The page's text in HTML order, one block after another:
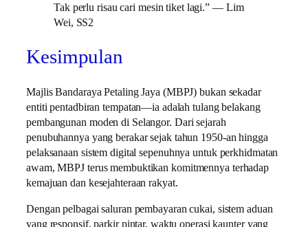
Tak perlu risau cari mesin tiket lagi.” — Lim
Wei, SS2
Kesimpulan
Majlis Bandaraya Petaling Jaya (MBPJ) bukan sekadar
entiti pentadbiran tempatan—ia adalah tulang belakang
pembangunan moden di Selangor. Dari sejarah
penubuhannya yang berakar sejak tahun 1950-an hingga
pelaksanaan sistem digital sepenuhnya untuk perkhidmatan
awam, MBPJ terus membuktikan komitmennya terhadap
kemajuan dan kesejahteraan rakyat.
Dengan pelbagai saluran pembayaran cukai, sistem aduan
yang responsif, parkir pintar, waktu operasi kaunter yang